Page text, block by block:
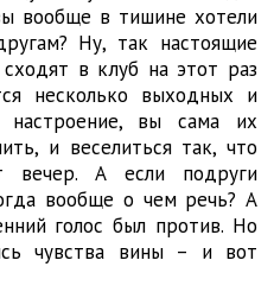
вообще в тишине хотели
Ну, так настоящие
в клуб на этот раз
несколько выходных и
настроение, вы сама их
и веселиться так, что
вечер. А если подруги
вообще о чем речь? А
голос был против. Но
чувства вины – и вот